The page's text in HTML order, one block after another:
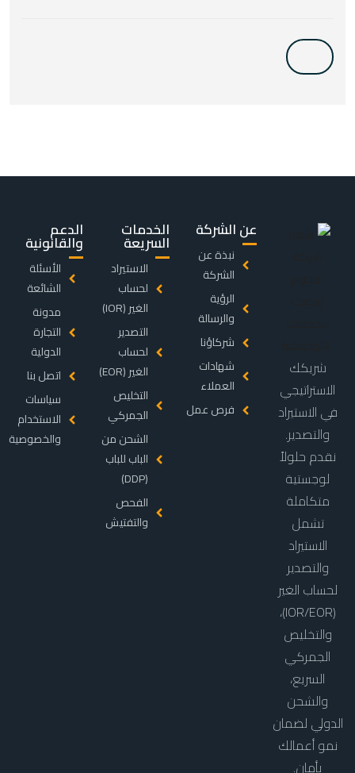
شريكك
الاستراتيجي
في الاستيراد
والتصدير.
نقدم حلولاً
لوجستية
متكاملة
تشمل
الاستيراد
والتصدير
لحساب الغير
(IOR/EOR)،
والتخليص
الجمركي
السريع،
والشحن
الدولي لضمان
نمو أعمالك
بأمان.
عن الشركة
نبذة عن
الشركة
الرؤية
والرسالة
شركاؤنا
شهادات
العملاء
فرص عمل
الخدمات
السريعة
الاستيراد
لحساب
الغير (IOR)
التصدير
لحساب
الغير (EOR)
التخليص
الجمركي
الشحن من
الباب للباب
(DDP)
الفحص
والتفتيش
الدعم
والقانونية
الأسئلة
الشائعة
مدونة
التجارة
الدولية
اتصل بنا
سياسات
الاستخدام
والخصوصية